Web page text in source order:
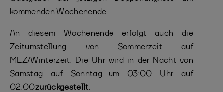
kommenden Wochenende.
An diesem Wochenende erfolgt auch die
Zeitumstellung von Sommerzeit auf
MEZ/Winterzeit. Die Uhr wird in der Nacht von
Samstag auf Sonntag um 03:00 Uhr auf
02:00zurückgestellt.